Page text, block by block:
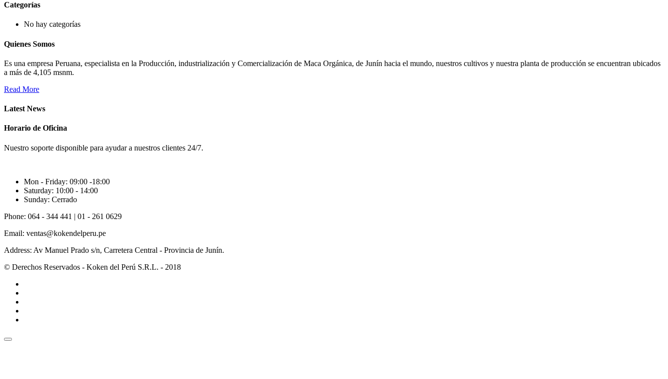
Categorías
No hay categorías
Quienes Somos
Es una empresa Peruana, especialista en la Producción, industrialización y Comercialización de Maca Orgánica, de Junín hacia el mundo, nuestros cultivos y nuestra planta de producción se encuentran ubicados
a más de 4,105 msnm.
Read More
Latest News
Horario de Oficina
Nuestro soporte disponible para ayudar a nuestros clientes 24/7.
Mon - Friday: 09:00 -18:00
Saturday: 10:00 - 14:00
Sunday: Cerrado
Phone: 064 - 344 441 | 01 - 261 0629
Email: ventas@kokendelperu.pe
Address: Av Manuel Prado s/n, Carretera Central - Provincia de Junín.
© Derechos Reservados - Koken del Perú S.R.L. - 2018